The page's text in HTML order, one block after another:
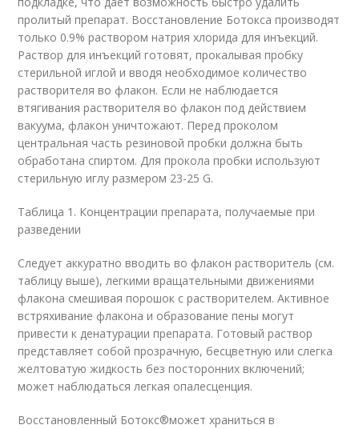
пролитый препарат. Восстановление Ботокса производят
только 0.9% раствором натрия хлорида для инъекций.
Раствор для инъекций готовят, прокалывая пробку
стерильной иглой и вводя необходимое количество
растворителя во флакон. Если не наблюдается
втягивания растворителя во флакон под действием
вакуума, флакон уничтожают. Перед проколом
центральная часть резиновой пробки должна быть
обработана спиртом. Для прокола пробки используют
стерильную иглу размером 23-25 G.
Таблица 1. Концентрации препарата, получаемые при
разведении
Следует аккуратно вводить во флакон растворитель (см.
таблицу выше), легкими вращательными движениями
флакона смешивая порошок с растворителем. Активное
встряхивание флакона и образование пены могут
привести к денатурации препарата. Готовый раствор
представляет собой прозрачную, бесцветную или слегка
желтоватую жидкость без посторонних включений;
может наблюдаться легкая опалесценция.
Восстановленный Ботокс®может храниться в